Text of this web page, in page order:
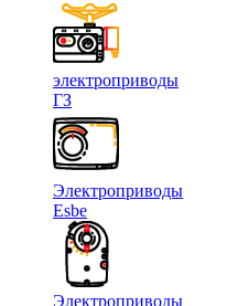
электроприводы
ГЗ
Электроприводы
Esbe
Электроприводы